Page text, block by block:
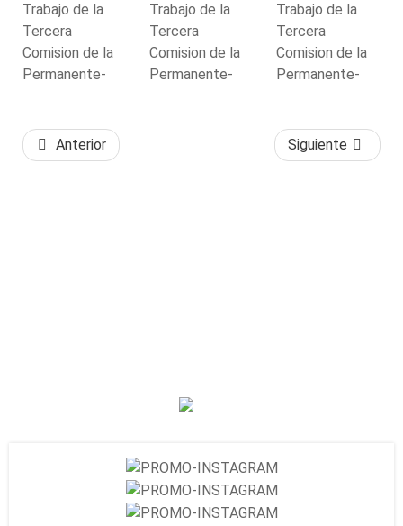
Anterior Siguiente